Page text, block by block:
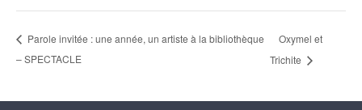
Parole invitée : une année, un artiste à la bibliothèque
– SPECTACLE
Oxymel et
Trichite